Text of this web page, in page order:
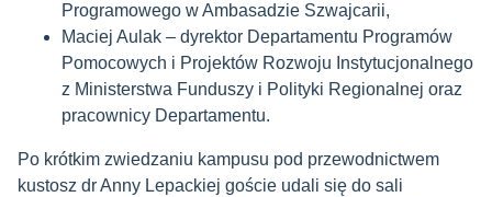
Programowego w Ambasadzie Szwajcarii,
Maciej Aulak – dyrektor Departamentu Programów
Pomocowych i Projektów Rozwoju Instytucjonalnego
z Ministerstwa Funduszy i Polityki Regionalnej oraz
pracownicy Departamentu.
Po krótkim zwiedzaniu kampusu pod przewodnictwem
kustosz dr Anny Lepackiej goście udali się do sali